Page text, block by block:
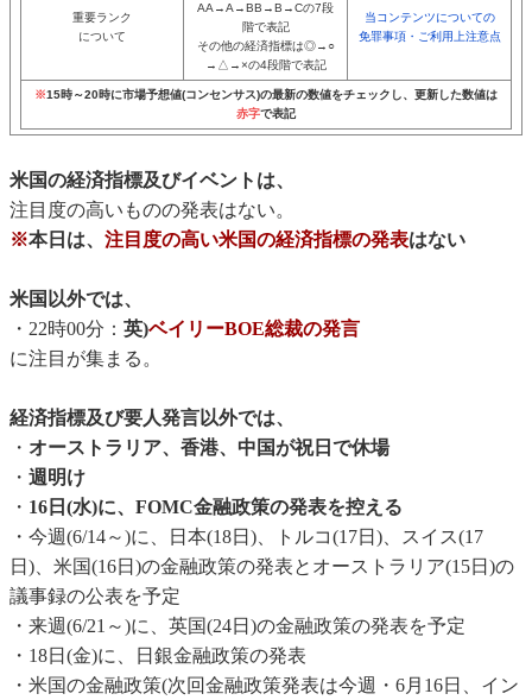
重要ランク
について
AA→A→BB→B→Cの7段
階で表記
その他の経済指標は◎→○
→△→×の4段階で表記
当コンテンツについての
免罪事項・ご利用上注意点
※15時～20時に市場予想値(コンセンサス)の最新の数値をチェックし、更新した数値は
赤字で表記
米国の経済指標及びイベントは、
注目度の高いものの発表はない。
※本日は、 注目度の高い米国の経済指標の発表はない
米国以外では、
・22時00分： 英)ベイリーBOE総裁の発言
に注目が集まる。
経済指標及び要人発言以外では、
・ オーストラリア、香港、中国が祝日で休場
・ 週明け
・ 16日(水)に、FOMC金融政策の発表を控える
・今週(6/14～)に、日本(18日)、トルコ(17日)、スイス(17
日)、米国(16日)の金融政策の発表とオーストラリア(15日)の
議事録の公表を予定
・来週(6/21～)に、英国(24日)の金融政策の発表を予定
・18日(金)に、日銀金融政策の発表
・米国の金融政策(次回金融政策発表は今週・6月16日、イン